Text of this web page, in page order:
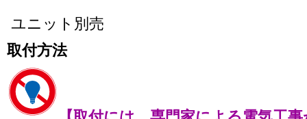
ユニット別売
取付方法